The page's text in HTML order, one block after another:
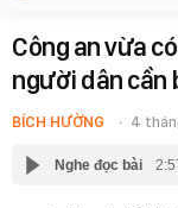
Công an vừa
người dân cần
BÍCH HƯỜNG 4
Nghe đọc bài